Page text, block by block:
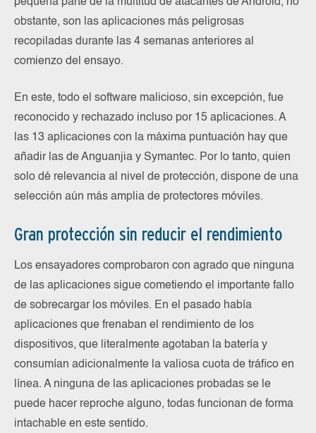
obstante, son las aplicaciones más peligrosas
recopiladas durante las 4 semanas anteriores al
comienzo del ensayo.
En este, todo el software malicioso, sin excepción, fue
reconocido y rechazado incluso por 15 aplicaciones. A
las 13 aplicaciones con la máxima puntuación hay que
añadir las de Anguanjia y Symantec. Por lo tanto, quien
solo dé relevancia al nivel de protección, dispone de una
selección aún más amplia de protectores móviles.
Gran protección sin reducir el rendimiento
Los ensayadores comprobaron con agrado que ninguna
de las aplicaciones sigue cometiendo el importante fallo
de sobrecargar los móviles. En el pasado había
aplicaciones que frenaban el rendimiento de los
dispositivos, que literalmente agotaban la batería y
consumían adicionalmente la valiosa cuota de tráfico en
línea. A ninguna de las aplicaciones probadas se le
puede hacer reproche alguno, todas funcionan de forma
intachable en este sentido.